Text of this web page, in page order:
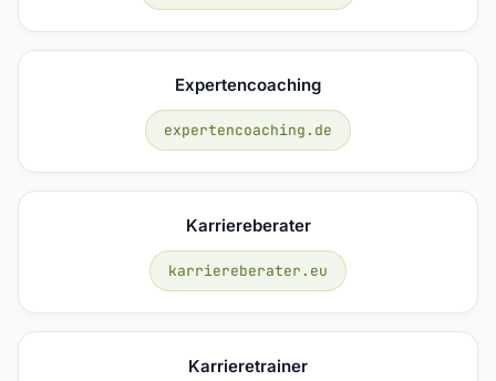
Expertencoaching
expertencoaching.de
Karriereberater
karriereberater.eu
Karrieretrainer